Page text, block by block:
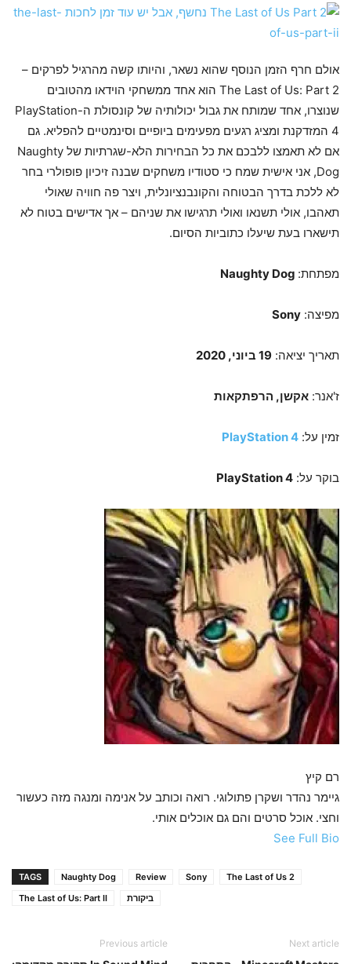
אולם חרף הזמן הנוסף שהוא נשאר, והיותו קשה מהרגיל לפרקים –
The Last of Us: Part 2 הוא אחד ממשחקי הוידאו מהטובים
שנוצרו, אחד שמותח את גבול יכולותיה של קונסולת ה-PlayStation
4 המזדקנת ומציג רגעים מפעימים ביופיים וסינמטיים להפליא. גם
אם לא תאמצו ללבכם את כל הבחירות הלא-שגרתיות של Naughty
Dog, אני אישית שמח כי סטודיו משחקים שבנה זיכיון פופולרי בחר
לא ללכת בדרך הבטוחה והקונבנציונלית, ויצר פה חוויה שאולי
תאהבו, אולי תשנאו ואולי תרגישו את שניהם – אך אדישים בטוח לא
תישארו בעת שיעלו כתוביות הסיום.
מפתחת:
מפיצה: Sony
תאריך יציאה: 19 ביוני, 2020
ז'אנר: אקשן, הרפתקאות
זמין על: PlayStation 4
בוקר על: PlayStation 4
רם קיץ
גיימר נהדר ושקרן פתולוגי. רואה וכותב על אנימה ומנגה מזה כעשור
וחצי. אוכל סרטים והם גם אוכלים אותי.
See Full Bio
TAGS Naughty Dog Review Sony
The Last of Us 2
The Last of Us: Part II
ביקורת
Previous article Next article